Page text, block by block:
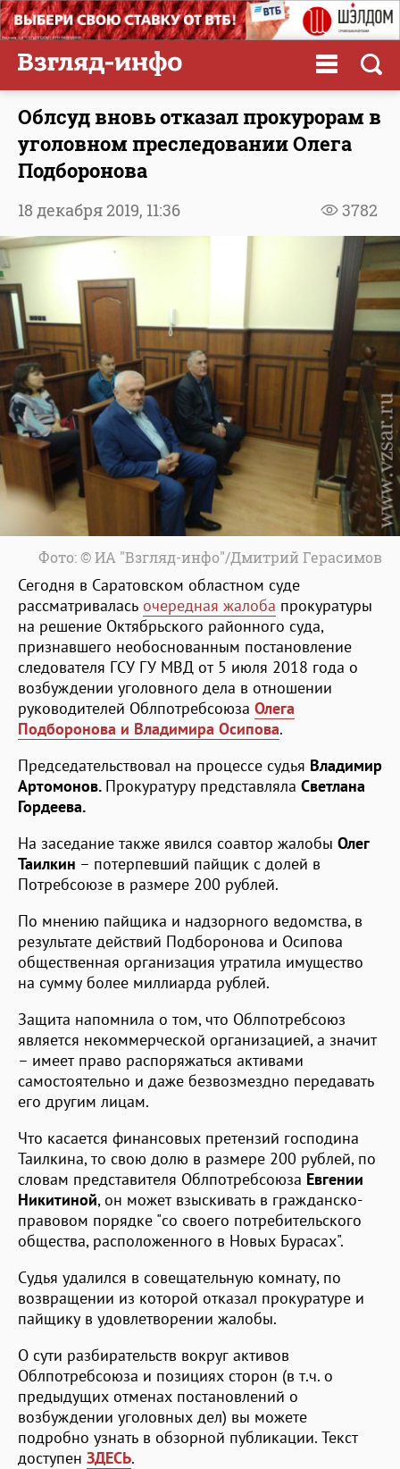
Облсуд вновь отказал прокурорам в
уголовном преследовании Олега
Подборонова
3782
18 декабря 2019, 11:36
Фото: © ИА "Взгляд-инфо"/Дмитрий Герасимов
Сегодня в Саратовском областном суде
рассматривалась очередная жалоба прокуратуры
на решение Октябрьского районного суда,
признавшего необоснованным постановление
следователя ГСУ ГУ МВД от 5 июля 2018 года о
возбуждении уголовного дела в отношении
руководителей Облпотребсоюза Олега
Подборонова и Владимира Осипова.
Председательствовал на процессе судья Владимир
Артомонов. Прокуратуру представляла Светлана
Гордеева.
На заседание также явился соавтор жалобы Олег
Таилкин – потерпевший пайщик с долей в
Потребсоюзе в размере 200 рублей.
По мнению пайщика и надзорного ведомства, в
результате действий Подборонова и Осипова
общественная организация утратила имущество
на сумму более миллиарда рублей.
Защита напомнила о том, что Облпотребсоюз
является некоммерческой организацией, а значит
– имеет право распоряжаться активами
самостоятельно и даже безвозмездно передавать
его другим лицам.
Что касается финансовых претензий господина
Таилкина, то свою долю в размере 200 рублей, по
словам представителя Облпотребсоюза Евгении
Никитиной, он может взыскивать в гражданско-
правовом порядке "со своего потребительского
общества, расположенного в Новых Бурасах".
Судья удалился в совещательную комнату, по
возвращении из которой отказал прокуратуре и
пайщику в удовлетворении жалобы.
О сути разбирательств вокруг активов
Облпотребсоюза и позициях сторон (в т.ч. о
предыдущих отменах постановлений о
возбуждении уголовных дел) вы можете
подробно узнать в обзорной публикации. Текст
доступен ЗДЕСЬ.